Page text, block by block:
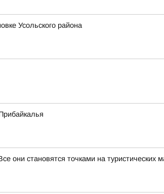
Усольского района
они становятся точками на туристических